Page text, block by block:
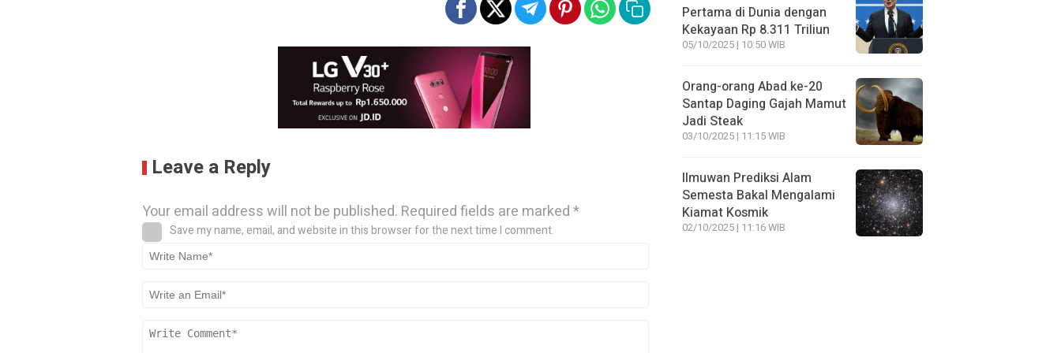
Leave a Reply
Your email address will not be published. Required fields are marked*
Save my name, email, and website in this browser for the next time I comment.
Pertama di Dunia dengan
Kekayaan Rp 8.311 Triliun
05/10/2025 | 10:50 WIB
Orang-orang Abad ke-20
Santap Daging Gajah Mamut
Jadi Steak
03/10/2025 | 11:15 WIB
Ilmuwan Prediksi Alam
Semesta Bakal Mengalami
Kiamat Kosmik
02/10/2025 | 11:16 WIB